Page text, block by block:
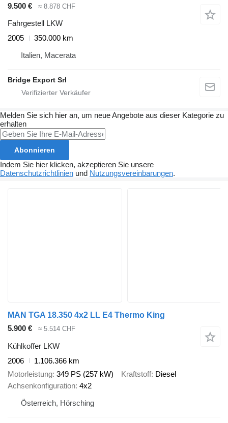
9.500 €
≈ 8.878 CHF
Fahrgestell LKW
2005
350.000 km
Italien, Macerata
Bridge Export Srl
Melden Sie sich hier an, um neue Angebote aus dieser Kategorie zu
erhalten
Abonnieren
Indem Sie hier klicken, akzeptieren Sie unsere
Datenschutzrichtlinien und Nutzungsvereinbarungen.
MAN TGA 18.350 4x2 LL E4 Thermo King
5.900 €
≈ 5.514 CHF
Kühlkoffer LKW
2006
1.106.366 km
Motorleistung 349 PS (257 kW) Kraftstoff Diesel
Achsenkonfiguration 4x2
Österreich, Hörsching